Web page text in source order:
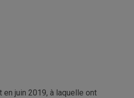
juin 2019, à laquelle ont